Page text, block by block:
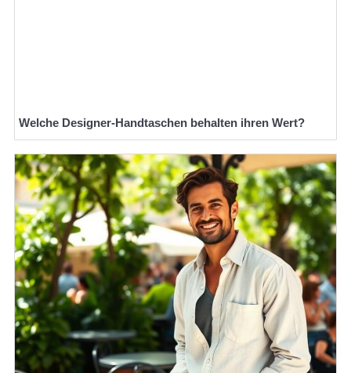
Welche Designer-Handtaschen behalten ihren Wert?